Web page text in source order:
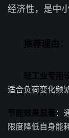
经济性，是中
推荐理由：
轻工业专用
适合负荷变化频
节能效果显著 ：
限度降低自身能耗